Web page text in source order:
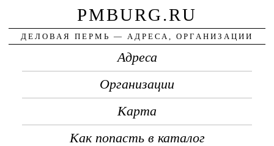
PMBURG.RU
ДЕЛОВАЯ ПЕРМЬ — АДРЕСА, ОРГАНИЗАЦИИ
Адреса
Организации
Карта
Как попасть в каталог